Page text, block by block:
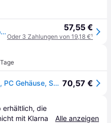
Hiditec SM10, Small Form Factor (SFF), PC, Schwarz, ITX, ABS, Stahl, Heimbüro 57,55 €
Oder 3 Zahlungen von 19,18 €¹
Hiditec Caja Slim Itx Sm10 (ITX), PC Gehäuse, Schwarz 70,57 €
erhältlich, die
mit Klarna
Alle anzeigen